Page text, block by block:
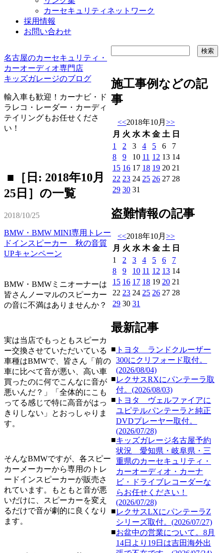
カーセキュリティネットワーク
採用情報
お問い合わせ
名古屋のカーセキュリティ・
カーオーディオ専門店
キッズガレージのブログ
輸入車も歓迎！カーナビ・ド
ラレコ・レーダー・カーディ
テイリングもお任せくださ
い！
■［日: 2018年10月
25日］の一覧
2018/10/25
BMW・BMW MINI専用トレー
ドインスピーカー 秋の音質
UPキャンペーン
BMW・BMWミニオーナーは
皆さんノーマルのスピーカー
の音に不満はありませんか？
実は当店でもっともスピーカ
ー交換させていただいている
車種はBMWで、皆さん「前の
車に比べて音が悪い、高い車
買ったのに何でこんなに音が
悪いんだ？」「全体的にこも
ってる感じで特に高音がはっ
きりしない」とおっしゃりま
す。
そんなBMWですが、各スピー
カーメーカーから専用のトレ
ードインスピーカーが販売さ
れています。もともと音が悪
いだけに、スピーカーを変え
るだけで音が劇的に良くなり
ます。
施工事例などの記
事
<<2018年10月 >>
月 火 水 木 金 土 日
1
2 3 4 5 6
7
8
9 10 11 12 13 14
15 16 17 18 19 20 21
22 23 24 25 26 27 28
29 30 31
盗難情報の記事
<<2018年10月 >>
月 火 水 木 金 土 日
1
2 3 4 5 6
7
8
9 10 11 12 13 14
15 16 17 18 19 20 21
22 23 24 25 26 27 28
29 30 31
最新記事
■ トヨタ ランドクルーザー
300にクリフォード取付。
(2026/08/04)
■レクサスRXにパンテーラ取
付。(2026/08/03)
■ トヨタ ヴェルファイアに
ユピテルパンテーラと純正
DVDプレーヤー取付。
(2026/07/28)
■キッズガレージ名古屋予約
状況 愛知県・岐阜県・三
重県のカーセキュリティ・
カーオーディオ・カーナ
ビ・ドライブレコーダーな
らお任せください！
(2026/07/28)
■レクサスLXにパンテーラZ
シリーズ取付。(2026/07/27)
■お盆中の営業について。8月
14日より19日は吉田海外出